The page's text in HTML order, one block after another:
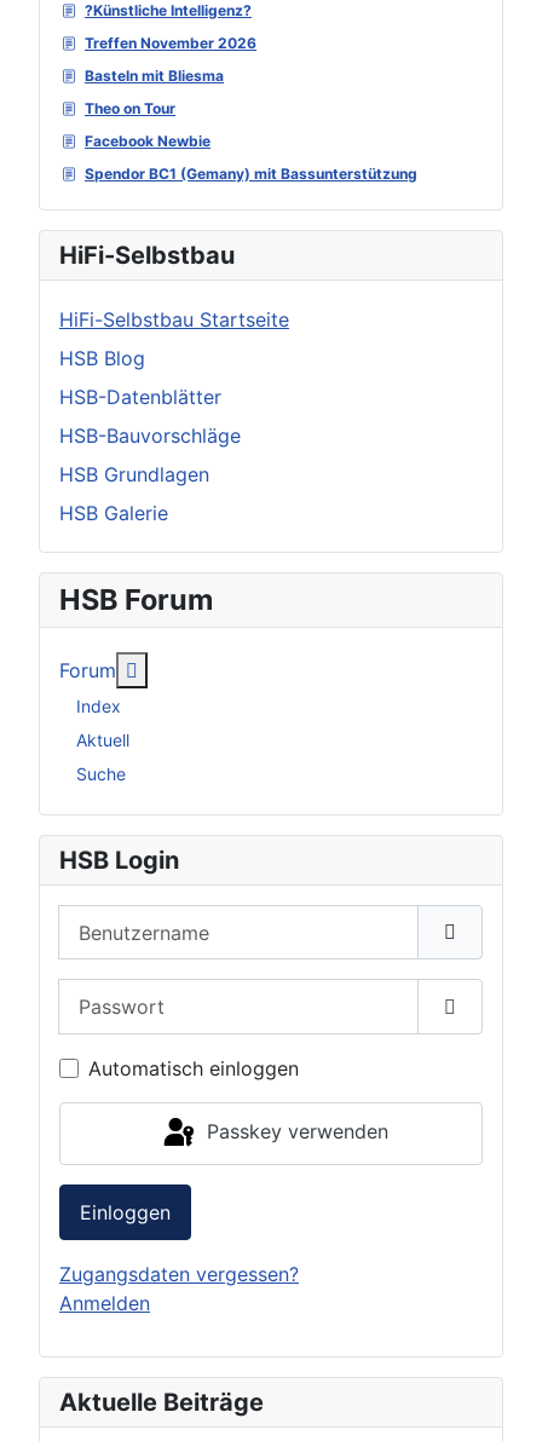
?Künstliche Intelligenz?
Treffen November 2026
Basteln mit Bliesma
Theo on Tour
Facebook Newbie
Spendor BC1 (Gemany) mit Bassunterstützung
HiFi-Selbstbau
HiFi-Selbstbau Startseite
HSB Blog
HSB-Datenblätter
HSB-Bauvorschläge
HSB Grundlagen
HSB Galerie
HSB Forum
Forum
Index
Aktuell
Suche
HSB Login
Passwort
Automatisch einloggen
Passkey verwenden
Einloggen
Zugangsdaten vergessen?
Anmelden
Aktuelle Beiträge